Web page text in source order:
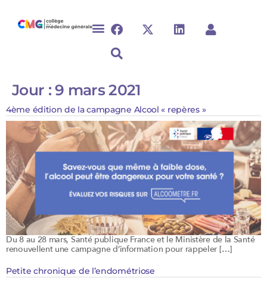
Jour :9 mars 2021
4ème édition de la campagne Alcool « repères »
Du 8 au 28 mars, Santé publique France et le Ministère de la Santé
renouvellent une campagne d’information pour rappeler […]
Petite chronique de l’endométriose